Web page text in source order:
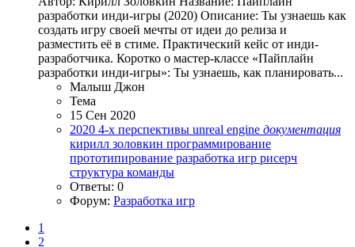
разработки инди-игры (2020) Описание: Ты узнаешь как
создать игру своей мечты от идеи до релиза и
разместить её в стиме. Практический кейс от инди-
разработчика. Коротко о мастер-классе «Пайплайн
разработки инди-игры»: Ты узнаешь, как планировать...
Малыш Джон
Тема
15 Сен 2020
2020 4-х перспективы unreal engine документация
кирилл золовкин программирование
прототипирование разработка игр рисерч
структура команды
Ответы: 0
Форум: Разработка игр
1
2